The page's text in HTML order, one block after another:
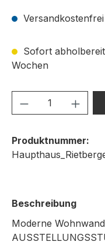
Versandkostenfrei
Sofort
Wochen
Produkt
Produktnummer:
Beschreibung
Moderne